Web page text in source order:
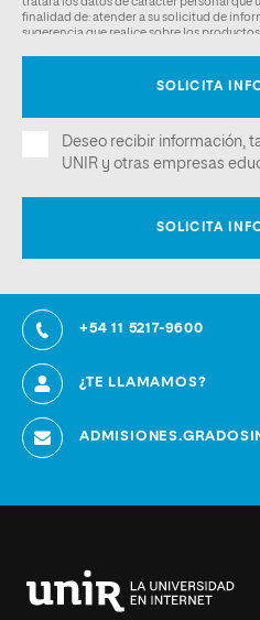
+54 11 5217-9600
¿TE LLAMAMOS?